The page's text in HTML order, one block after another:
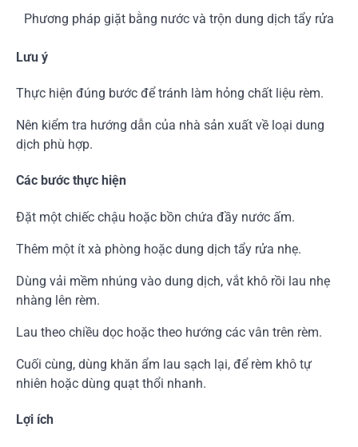
Phương pháp giặt bằng nước và trộn dung dịch tẩy rửa
Lưu ý
Thực hiện đúng bước để tránh làm hỏng chất liệu rèm.
Nên kiểm tra hướng dẫn của nhà sản xuất về loại dung
dịch phù hợp.
Các bước thực hiện
Đặt một chiếc chậu hoặc bồn chứa đầy nước ấm.
Thêm một ít xà phòng hoặc dung dịch tẩy rửa nhẹ.
Dùng vải mềm nhúng vào dung dịch, vắt khô rồi lau nhẹ
nhàng lên rèm.
Lau theo chiều dọc hoặc theo hướng các vân trên rèm.
Cuối cùng, dùng khăn ẩm lau sạch lại, để rèm khô tự
nhiên hoặc dùng quạt thổi nhanh.
Lợi ích